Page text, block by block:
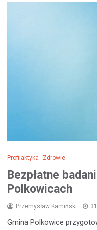
Profilaktyka Zdrowie
Bezpłatne
Polkowicach
Przemysław Kamiński
Gmina Polkowice